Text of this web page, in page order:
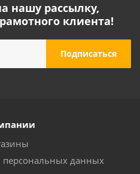
нашу рассылку,
клиента!
персональных данных